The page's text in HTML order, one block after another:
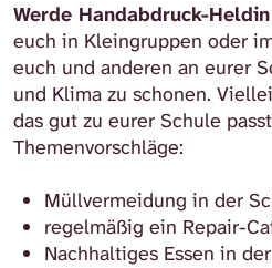
Werde Handabdruck-
euch in Kleingruppen oder
euch und anderen an eurer
und Klima zu schonen.
das gut zu eurer Schule
Themenvorschläge:
Müllvermeidung in der
regelmäßig ein Repair-
Nachhaltiges Essen in